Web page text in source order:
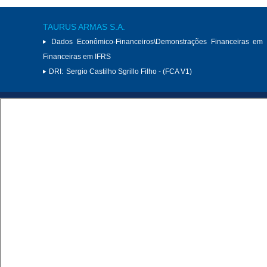
TAURUS ARMAS S.A.
Dados Econômico-Financeiros\Demonstrações Financeiras
Financeiras em IFRS
DRI: Sergio Castilho Sgrillo Filho - (FCA V1)